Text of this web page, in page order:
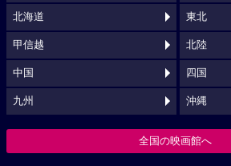
北海道 東北
甲信越 北陸
中国 四国
九州 沖縄
全国の映画館へ